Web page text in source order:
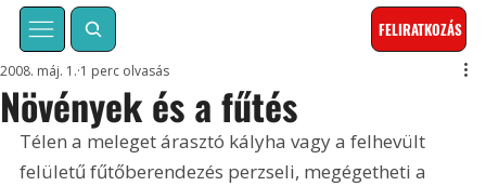
FELIRATKOZÁS
Növények és a fűtés
2008. máj. 1. 1 perc olvasás
Télen a meleget árasztó kályha vagy a felhevült
felületű fűtőberendezés perzseli, megégetheti a